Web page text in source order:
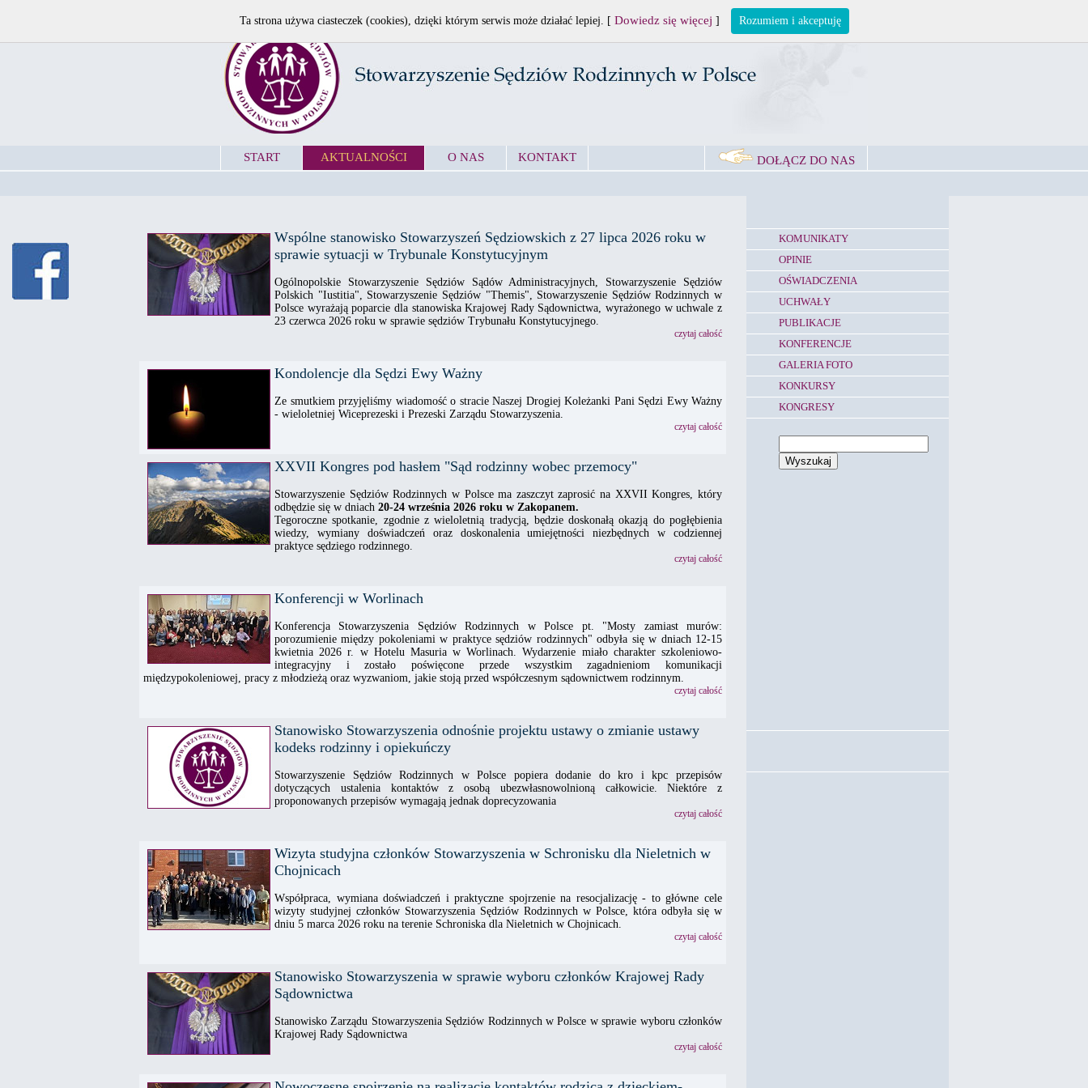
START AKTUALNOŚCI O NAS KONTAKT DOŁĄCZ DO NAS
Wspólne stanowisko Stowarzyszeń Sędziowskich z 27 lipca 2026 roku w
sprawie sytuacji w Trybunale Konstytucyjnym
Ogólnopolskie Stowarzyszenie Sędziów Sądów Administracyjnych, Stowarzyszenie Sędziów
Polskich "Iustitia", Stowarzyszenie Sędziów "Themis", Stowarzyszenie Sędziów Rodzinnych w
Polsce wyrażają poparcie dla stanowiska Krajowej Rady Sądownictwa, wyrażonego w uchwale z
23 czerwca 2026 roku w sprawie sędziów Trybunału Konstytucyjnego.
czytaj całość
Kondolencje dla Sędzi Ewy Ważny
Ze smutkiem przyjęliśmy wiadomość o stracie Naszej Drogiej Koleżanki Pani Sędzi Ewy Ważny
- wieloletniej Wiceprezeski i Prezeski Zarządu Stowarzyszenia.
czytaj całość
XXVII Kongres pod hasłem "Sąd rodzinny wobec przemocy"
Stowarzyszenie Sędziów Rodzinnych w Polsce ma zaszczyt zaprosić na XXVII Kongres, który
odbędzie się w dniach 20-24 września 2026 roku w Zakopanem.
Tegoroczne spotkanie, zgodnie z wieloletnią tradycją, będzie doskonałą okazją do pogłębienia
wiedzy, wymiany doświadczeń oraz doskonalenia umiejętności niezbędnych w codziennej
praktyce sędziego rodzinnego.
czytaj całość
Konferencji w Worlinach
Konferencja Stowarzyszenia Sędziów Rodzinnych w Polsce pt. "Mosty zamiast murów:
porozumienie między pokoleniami w praktyce sędziów rodzinnych" odbyła się w dniach 12-15
kwietnia 2026 r. w Hotelu Masuria w Worlinach. Wydarzenie miało charakter szkoleniowo-
integracyjny i zostało poświęcone przede wszystkim zagadnieniom komunikacji
międzypokoleniowej, pracy z młodzieżą oraz wyzwaniom, jakie stoją przed współczesnym sądownictwem rodzinnym.
czytaj całość
Stanowisko Stowarzyszenia odnośnie projektu ustawy o zmianie ustawy
kodeks rodzinny i opiekuńczy
Stowarzyszenie Sędziów Rodzinnych w Polsce popiera dodanie do kro i kpc przepisów
dotyczących ustalenia kontaktów z osobą ubezwłasnowolnioną całkowicie. Niektóre z
proponowanych przepisów wymagają jednak doprecyzowania
czytaj całość
Wizyta studyjna członków Stowarzyszenia w Schronisku dla Nieletnich w
Chojnicach
Współpraca, wymiana doświadczeń i praktyczne spojrzenie na resocjalizację - to główne cele
wizyty studyjnej członków Stowarzyszenia Sędziów Rodzinnych w Polsce, która odbyła się w
dniu 5 marca 2026 roku na terenie Schroniska dla Nieletnich w Chojnicach.
czytaj całość
Stanowisko Stowarzyszenia w sprawie wyboru członków Krajowej Rady
Sądownictwa
Stanowisko Zarządu Stowarzyszenia Sędziów Rodzinnych w Polsce w sprawie wyboru członków
Krajowej Rady Sądownictwa
czytaj całość
KOMUNIKATY
OPINIE
OŚWIADCZENIA
UCHWAŁY
PUBLIKACJE
KONFERENCJE
GALERIA FOTO
KONKURSY
KONGRESY
Ta strona używa ciasteczek (cookies), dzięki którym serwis może działać lepiej. [ Dowiedz się więcej ] Rozumiem i akceptuję